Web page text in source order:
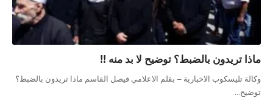
بالضبط؟ توضيح لا بد منه !!
الاخبارية – بقلم الاعلامي فيصل القاسم ماذا تريدون بالضبط؟